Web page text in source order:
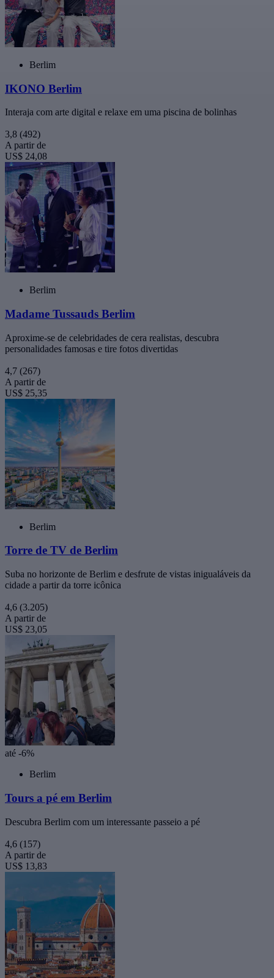
Berlim
IKONO Berlim
Interaja com arte digital e relaxe em uma piscina de bolinhas
3,8 (492)
A partir de
US$ 24,08
Berlim
Madame Tussauds Berlim
Aproxime-se de celebridades de cera realistas, descubra
personalidades famosas e tire fotos divertidas
4,7 (267)
A partir de
US$ 25,35
Berlim
Torre de TV de Berlim
Suba no horizonte de Berlim e desfrute de vistas inigualáveis da
cidade a partir da torre icônica
4,6 (3.205)
A partir de
US$ 23,05
até -6%
Berlim
Tours a pé em Berlim
Descubra Berlim com um interessante passeio a pé
4,6 (157)
A partir de
US$ 13,83